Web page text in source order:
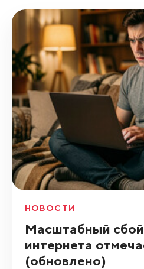
НОВОСТИ
Масштабный сбой
интернета
(обновлено)